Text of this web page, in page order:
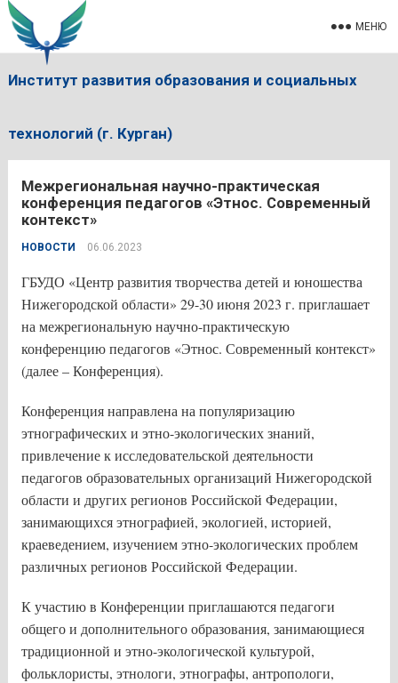
Институт развития образования и социальных
технологий (г. Курган)
МЕНЮ
Межрегиональная научно-практическая
конференция педагогов «Этнос. Современный
контекст»
НОВОСТИ 06.06.2023
ГБУДО «Центр развития творчества детей и юношества
Нижегородской области» 29-30 июня 2023 г. приглашает
на межрегиональную научно-практическую
конференцию педагогов «Этнос. Современный контекст»
(далее – Конференция).
Конференция направлена на популяризацию
этнографических и этно-экологических знаний,
привлечение к исследовательской деятельности
педагогов образовательных организаций Нижегородской
области и других регионов Российской Федерации,
занимающихся этнографией, экологией, историей,
краеведением, изучением этно-экологических проблем
различных регионов Российской Федерации.
К участию в Конференции приглашаются педагоги
общего и дополнительного образования, занимающиеся
традиционной и этно-экологической культурой,
фольклористы, этнологи, этнографы, антропологи,